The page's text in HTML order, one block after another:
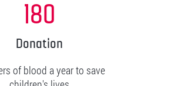
180
Donation
of blood a year to save